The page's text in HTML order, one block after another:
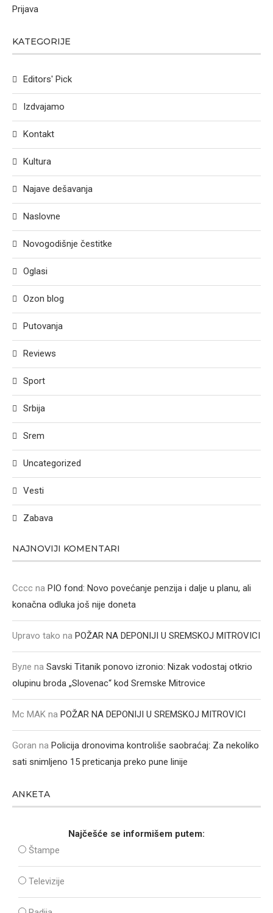
Prijava
KATEGORIJE
Editors' Pick
Izdvajamo
Kontakt
Kultura
Najave dešavanja
Naslovne
Novogodišnje čestitke
Oglasi
Ozon blog
Putovanja
Reviews
Sport
Srbija
Srem
Uncategorized
Vesti
Zabava
NAJNOVIJI KOMENTARI
Cccc na PIO fond: Novo povećanje penzija i dalje u planu, ali
konačna odluka još nije doneta
Upravo tako na POŽAR NA DEPONIJI U SREMSKOJ MITROVICI
Вуле na Savski Titanik ponovo izronio: Nizak vodostaj otkrio
olupinu broda „Slovenac“ kod Sremske Mitrovice
Mc MAK na POŽAR NA DEPONIJI U SREMSKOJ MITROVICI
Goran na Policija dronovima kontroliše saobraćaj: Za nekoliko
sati snimljeno 15 preticanja preko pune linije
ANKETA
Najčešće se informišem putem:
Štampe
Televizije